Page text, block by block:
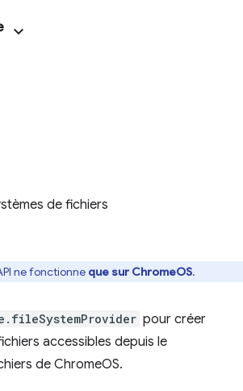
de fichiers
ne fonctionne que sur ChromeOS.
pour créer
accessibles depuis le
de ChromeOS.